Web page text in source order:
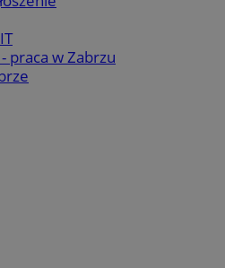
praca w Zabrzu